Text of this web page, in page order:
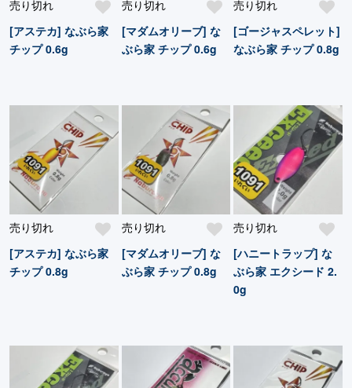
売り切れ
[アステカ] なぶら家
チップ 0.6g
売り切れ
[マダムオリーブ] な
ぶら家 チップ 0.6g
売り切れ
[ゴージャスペレット]
なぶら家 チップ 0.8g
売り切れ
[アステカ] なぶら家
チップ 0.8g
売り切れ
[マダムオリーブ] な
ぶら家 チップ 0.8g
売り切れ
[ハニートラップ] な
ぶら家 エクシード 2.
0g